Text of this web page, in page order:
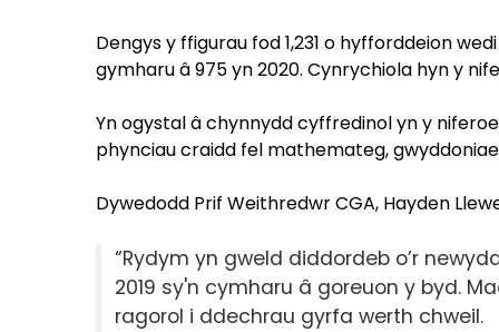
Dengys y ffigurau fod 1,231 o hyfforddeion
gymharu â 975 yn 2020. Cynrychiola hyn y
Yn ogystal â chynnydd cyffredinol yn y
phynciau craidd fel mathemateg,
Dywedodd Prif Weithredwr CGA, Hayden
“Rydym yn gweld diddordeb o’r
2019 sy'n cymharu â goreuon y byd.
ragorol i ddechrau gyrfa werth chweil.